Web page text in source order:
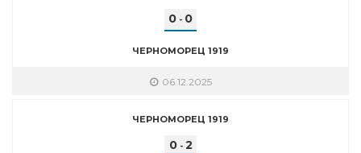
0 - 0
ЧЕРНОМОРЕЦ 1919
06.12.2025
ЧЕРНОМОРЕЦ 1919
0- 2